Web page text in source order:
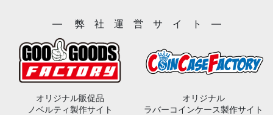
― 弊 社 運 営 サ イ ト ―
オリジナル販促品
ノベルティ製作サイト
オリジナル
ラバーコインケース製作サイト